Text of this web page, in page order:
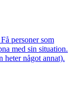
personer som
med sin situation.
heter något annat).